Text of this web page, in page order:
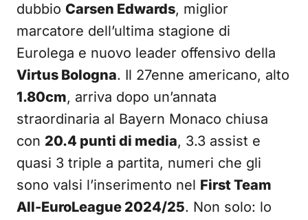
dubbio Carsen Edwards, miglior
marcatore dell’ultima stagione di
Eurolega e nuovo leader offensivo della
Virtus Bologna. Il 27enne americano, alto
1.80cm, arriva dopo un’annata
straordinaria al Bayern Monaco chiusa
con 20.4 punti di media, 3.3 assist e
quasi 3 triple a partita, numeri che gli
sono valsi l’inserimento nel First Team
All-EuroLeague 2024/25. Non solo: lo